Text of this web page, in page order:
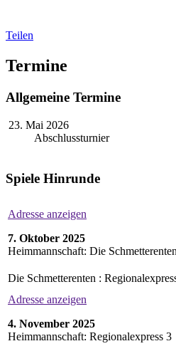
Teilen
Termine
Allgemeine Termine
23. Mai 2026
Abschlussturnier
Spiele Hinrunde
Adresse anzeigen
7. Oktober 2025
Heimmannschaft: Die Schmetterenten
Die Schmetterenten :
Adresse anzeigen
4. November 2025
Heimmannschaft: Regionalexpress 3